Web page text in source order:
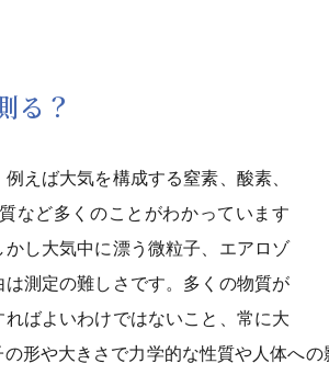
る？
えば大気を構成する窒素、酸素、
など多くのことがわかっています
し大気中に漂う微粒子、エアロゾ
測定の難しさです。多くの物質が
ばよいわけではないこと、常に大
形や大きさで力学的な性質や人体への